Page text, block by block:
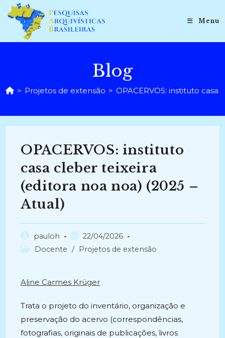
para
conteúdo
Menu
Blog
> Projetos de extensão > OPACERVOS: instituto
OPACERVOS: instituto
casa cleber teixeira
(editora noa noa) (2025 –
Atual)
Autor
do
pauloh
Post
publicado:
22/04/2026
Categoria
Docente / Projetos de extensão
Aline Carmes Krüger
Trata o projeto do inventário, organização e
preservação do acervo (correspondências,
fotografias, originais de publicações, livros